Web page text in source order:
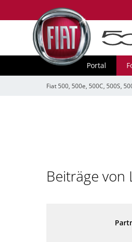
Portal
Fiat 500, 500e, 500C, 500S,
Beiträge von